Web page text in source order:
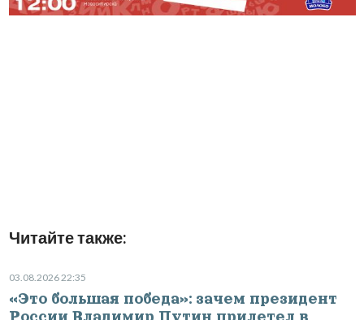
Читайте также:
03.08.2026 22:35
«Это большая победа»: зачем президент